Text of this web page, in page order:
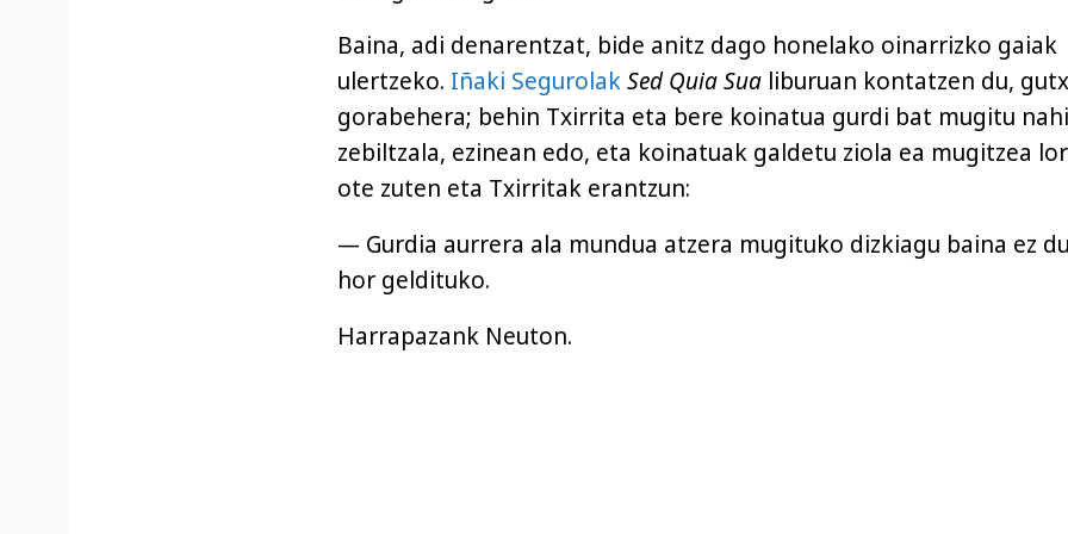
Baina, adi denarentzat, bide anitz dago honelako oinarrizko gaiak
ulertzeko. Iñaki SegurolakSed Quia Sua liburuan kontatzen du,
gorabehera; behin Txirrita eta bere koinatua gurdi bat mugitu
zebiltzala, ezinean edo, eta koinatuak galdetu ziola ea mugitzea
ote zuten eta Txirritak erantzun:
— Gurdia aurrera ala mundua atzera mugituko dizkiagu baina ez
hor geldituko.
Harrapazank Neuton.